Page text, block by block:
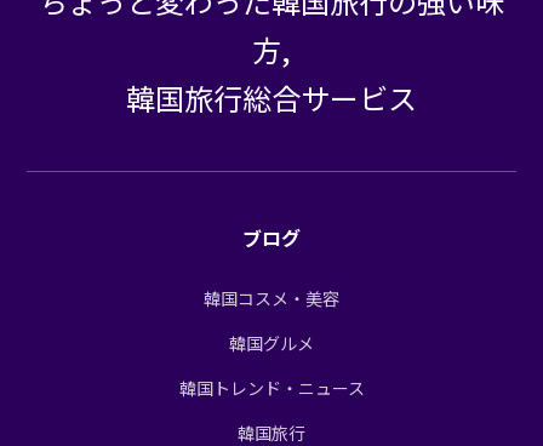
方,
韓国旅行総合サービス
ブログ
韓国コスメ・美容
韓国グルメ
韓国トレンド・ニュース
韓国旅行